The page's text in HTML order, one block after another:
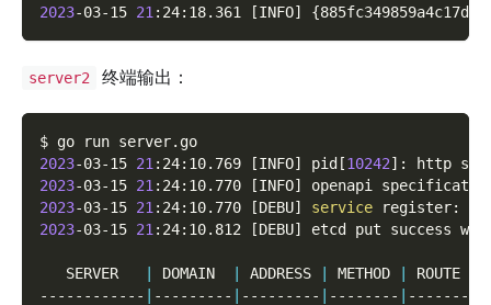
2023-03-15 21 :24:18.361 [INFO] {
server2 终端输出：
$ go run server.go
2023-03-15 21 :24:10.769 [INFO] pid [10242] : http
2023-03-15 21 :24:10.770 [INFO]
openapi
2023-03-15 21 :24:10.770 [DEBU] service register:
2023-03-15 21 :24:10.812 [DEBU] etcd put success
   SERVER
DOMAIN ADDRESS METHOD ROUTE
------------
--------- --------- -------- -------